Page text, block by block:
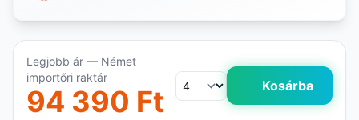
Legjobb ár — Német
importőri raktár
94 390 Ft Kosárba